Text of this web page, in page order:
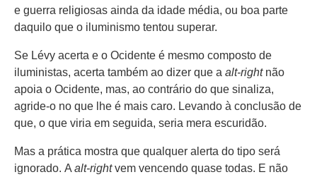
e guerra religiosas ainda da idade média, ou boa parte
daquilo que o iluminismo tentou superar.
Se Lévy acerta e o Ocidente é mesmo composto de
iluministas, acerta também ao dizer que a alt-right não
apoia o Ocidente, mas, ao contrário do que sinaliza,
agride-o no que lhe é mais caro. Levando à conclusão de
que, o que viria em seguida, seria mera escuridão.
Mas a prática mostra que qualquer alerta do tipo será
ignorado. A alt-rightvem vencendo quase todas. E não